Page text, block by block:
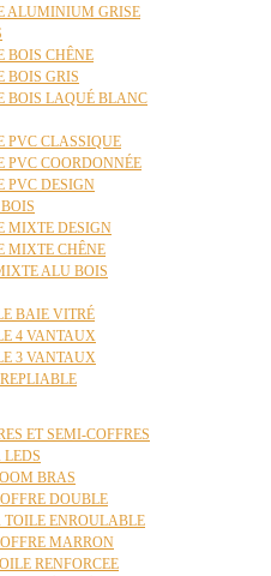
ALUMINIUM GRISE
BOIS CHÊNE
BOIS GRIS
BOIS LAQUÉ BLANC
PVC CLASSIQUE
PVC COORDONNÉE
PVC DESIGN
MIXTE DESIGN
MIXTE CHÊNE
ALU BOIS
BAIE VITRÉ
4 VANTAUX
3 VANTAUX
ET SEMI-COFFRES
LEDS
BRAS
DOUBLE
TOILE ENROULABLE
MARRON
RENFORCEE